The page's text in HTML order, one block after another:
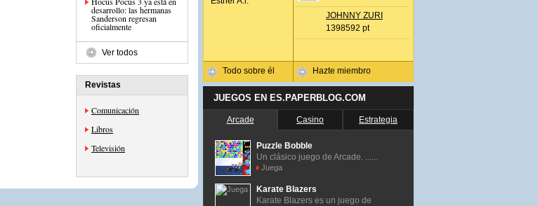
desarrollo: las hermanas
Sanderson regresan
oficialmente
Ver todos
Revistas
Comunicación
Libros
Televisión
Todo sobre él
JOHNNY ZURI
1398592 pt
Hazte miembro
JUEGOS EN ES.PAPERBLOG.COM
Arcade Casino Estrategia
Puzzle Bobble
Un clásico juego de Arcade. ......
Juega
Karate Blazers
Karate Blazers es un juego de